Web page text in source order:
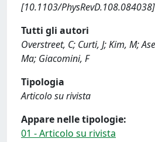
[10.1103/
Tutti gli autori
Overstreet, C; Curti, J; Kim, M;
Ma; Giacomini, F
Tipologia
Articolo su rivista
Appare nelle tipologie:
01 - Articolo su rivista